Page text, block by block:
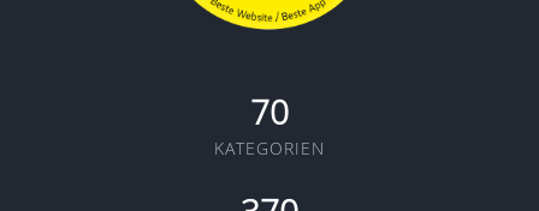
70
KATEGORIEN